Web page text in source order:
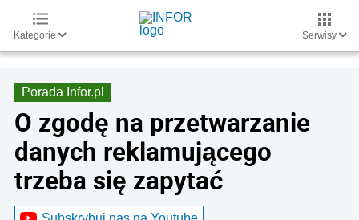
Kategorie Serwisy
Porada Infor.pl
O zgodę na przetwarzanie
danych reklamującego
trzeba się zapytać